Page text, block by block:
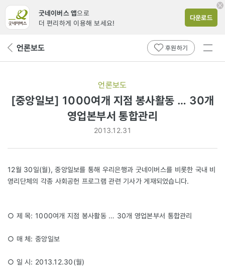
굿네이버스 앱으로
더 편리하게 이용해 보세요!
다운로드
뒤 언론보도 후원하기
전체
언론보도
[중앙일보] 1000여개 지점 봉사활동 … 30개
영업본부서 통합관리
2013.12.31
12월 30일(월), 중앙일보를 통해 우리은행과 굿네이버스를 비롯한 국내 비
영리단체의 각종 사회공헌 프로그램 관련 기사가 게재되었습니다.
○ 제 목: 1000여개 지점 봉사활동 … 30개 영업본부서 통합관리
○ 매 체: 중앙일보
○ 일 시: 2013.12.30(월)